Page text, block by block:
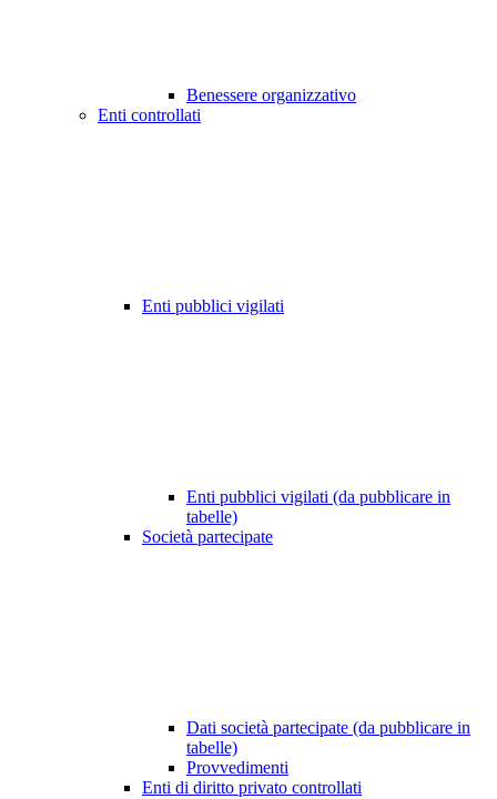
Benessere organizzativo
Enti controllati
Enti pubblici vigilati
Enti pubblici vigilati (da pubblicare in
tabelle)
Società partecipate
Dati società partecipate (da pubblicare in
tabelle)
Provvedimenti
Enti di diritto privato controllati